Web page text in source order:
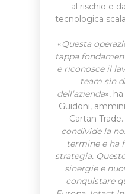
al rischio e
tecnologica
«Questa
tappa
e riconosce il
team sin
dell’azienda»,
Guidoni,
Cartan Trade.
condivide la
termine e ha
strategia.
sinergie e
conquistare